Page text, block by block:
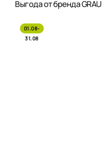
Выгода от бренда
01.08-
31.08